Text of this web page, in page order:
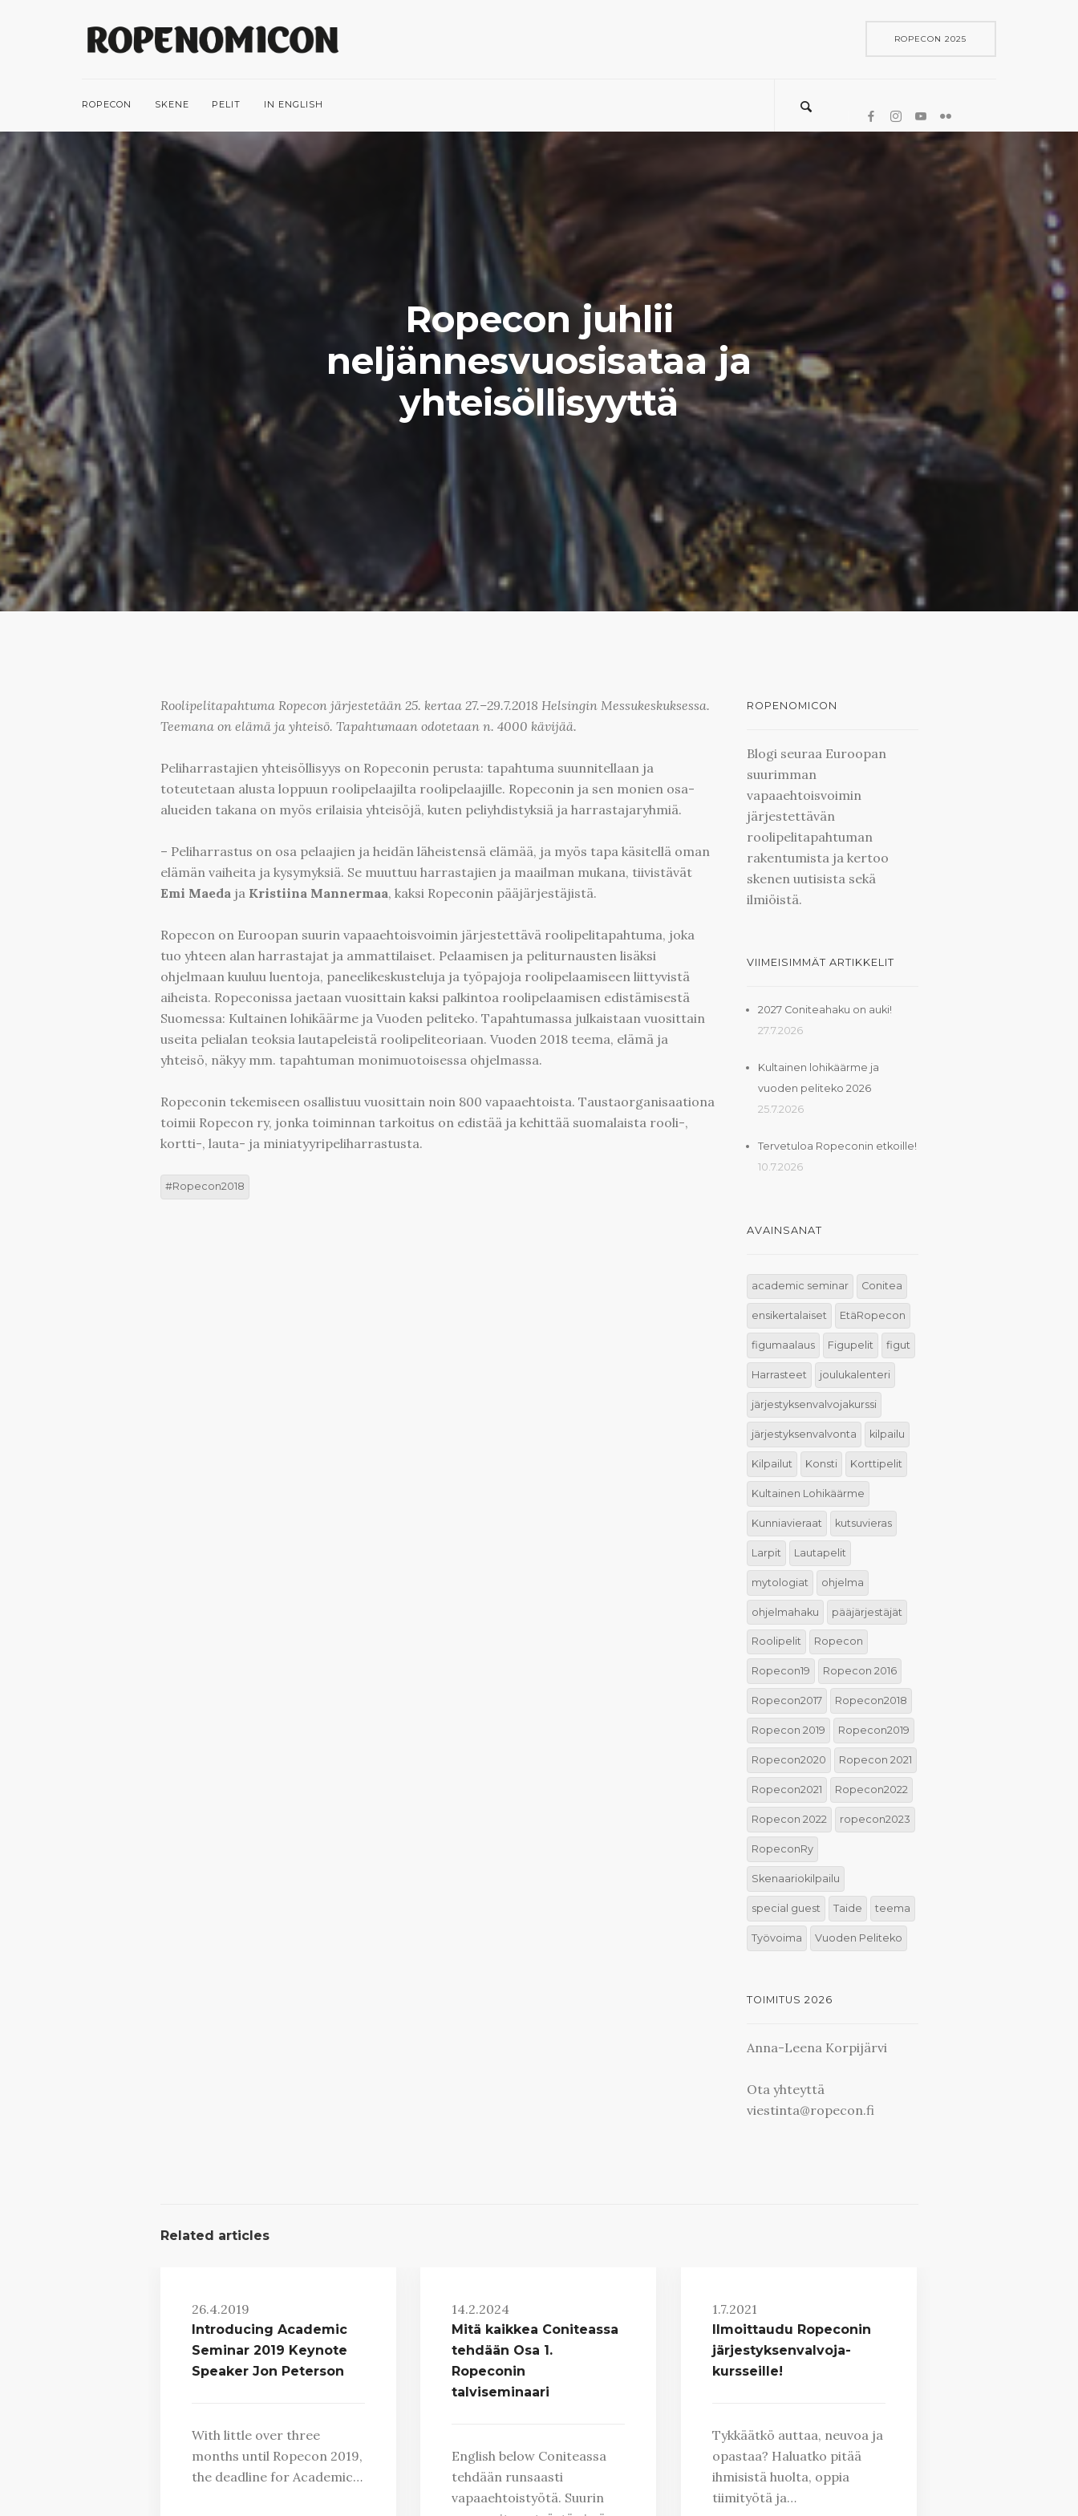
ROPECON 2025
ROPECON SKENE PELIT IN ENGLISH
Ropecon juhlii
neljännesvuosisataa ja
yhteisöllisyyttä
Roolipelitapahtuma Ropecon järjestetään 25. kertaa 27.–29.7.2018 Helsingin Messukeskuksessa.
Teemana on elämä ja yhteisö. Tapahtumaan odotetaan n. 4000 kävijää.
Peliharrastajien yhteisöllisyys on Ropeconin perusta: tapahtuma suunnitellaan ja
toteutetaan alusta loppuun roolipelaajilta roolipelaajille. Ropeconin ja sen monien osa-
alueiden takana on myös erilaisia yhteisöjä, kuten peliyhdistyksiä ja harrastajaryhmiä.
– Peliharrastus on osa pelaajien ja heidän läheistensä elämää, ja myös tapa käsitellä oman
elämän vaiheita ja kysymyksiä. Se muuttuu harrastajien ja maailman mukana, tiivistävät
Emi Maeda ja Kristiina Mannermaa, kaksi Ropeconin pääjärjestäjistä.
Ropecon on Euroopan suurin vapaaehtoisvoimin järjestettävä roolipelitapahtuma, joka
tuo yhteen alan harrastajat ja ammattilaiset. Pelaamisen ja peliturnausten lisäksi
ohjelmaan kuuluu luentoja, paneelikeskusteluja ja työpajoja roolipelaamiseen liittyvistä
aiheista. Ropeconissa jaetaan vuosittain kaksi palkintoa roolipelaamisen edistämisestä
Suomessa: Kultainen lohikäärme ja Vuoden peliteko. Tapahtumassa julkaistaan vuosittain
useita pelialan teoksia lautapeleistä roolipeliteoriaan. Vuoden 2018 teema, elämä ja
yhteisö, näkyy mm. tapahtuman monimuotoisessa ohjelmassa.
Ropeconin tekemiseen osallistuu vuosittain noin 800 vapaaehtoista. Taustaorganisaationa
toimii Ropecon ry, jonka toiminnan tarkoitus on edistää ja kehittää suomalaista rooli-,
kortti-, lauta- ja miniatyyripeliharrastusta.
Ropecon2018
ROPENOMICON
Blogi seuraa Euroopan
suurimman
vapaaehtoisvoimin
järjestettävän
roolipelitapahtuman
rakentumista ja kertoo
skenen uutisista sekä
ilmiöistä.
VIIMEISIMMÄT ARTIKKELIT
2027 Coniteahaku on auki!
27.7.2026
Kultainen lohikäärme ja
vuoden peliteko 2026
25.7.2026
Tervetuloa Ropeconin etkoille!
10.7.2026
AVAINSANAT
academic seminar Conitea
ensikertalaiset EtäRopecon
figumaalaus Figupelit figut
Harrasteet joulukalenteri
järjestyksenvalvojakurssi
järjestyksenvalvonta kilpailu
Kilpailut Konsti Korttipelit
Kultainen Lohikäärme
Kunniavieraat kutsuvieras
Larpit Lautapelit
mytologiat ohjelma
ohjelmahaku pääjärjestäjät
Roolipelit Ropecon
Ropecon19 Ropecon 2016
Ropecon2017 Ropecon2018
Ropecon 2019 Ropecon2019
Ropecon2020 Ropecon 2021
Ropecon2021 Ropecon2022
Ropecon 2022 ropecon2023
RopeconRy
Skenaariokilpailu
special guest Taide teema
Työvoima Vuoden Peliteko
TOIMITUS 2026
Anna-Leena Korpijärvi
Ota yhteyttä
viestinta@ropecon.fi
Related articles
26.4.2019
Introducing Academic
Seminar 2019 Keynote
Speaker Jon Peterson
With little over three
months until Ropecon 2019,
the deadline for Academic…
14.2.2024
Mitä kaikkea Coniteassa
tehdään Osa 1.
Ropeconin
talviseminaari
English below Coniteassa
tehdään runsaasti
vapaaehtoistyötä. Suurin
1.7.2021
Ilmoittaudu Ropeconin
järjestyksenvalvoja-
kursseille!
Tykkäätkö auttaa, neuvoa ja
opastaa? Haluatko pitää
ihmisistä huolta, oppia
tiimityötä ja…